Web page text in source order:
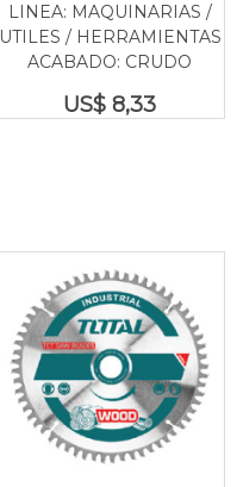
LINEA: MAQUINARIAS /
UTILES / HERRAMIENTAS
ACABADO: CRUDO
US$ 8,33